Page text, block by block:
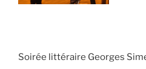
Soirée littéraire Georges